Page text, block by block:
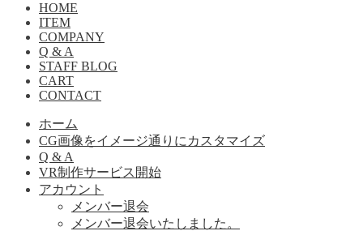
HOME
ITEM
COMPANY
Q & A
STAFF BLOG
CART
CONTACT
ホーム
CG画像をイメージ通りにカスタマイズ
Q & A
VR制作サービス開始
アカウント
メンバー退会
メンバー退会いたしました。